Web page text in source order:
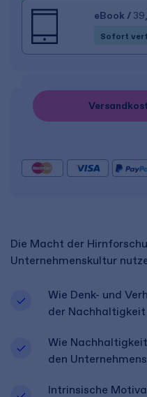
Die Macht der
Unternehmenskultur
Wie Denk- und
der
Wie
den
Intrinsische
eBook /
Sofort